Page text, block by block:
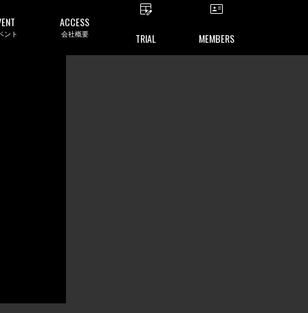
ント
ACCESS
会社概要 TRIAL MEMBERS